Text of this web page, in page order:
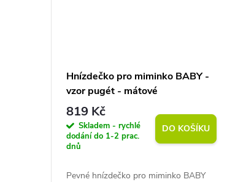
Hnízdečko pro miminko BABY -
vzor pugét - mátové
819 Kč
Skladem - rychlé
dodání do 1-2 prac.
dnů
DO KOŠÍKU
Pevné hnízdečko pro miminko BABY